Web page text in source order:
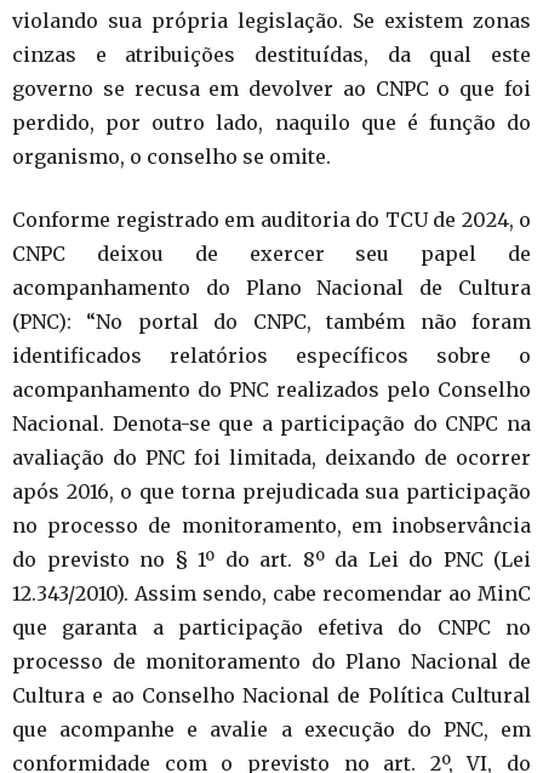
violando sua própria legislação. Se existem zonas
cinzas e atribuições destituídas, da qual este
governo se recusa em devolver ao CNPC o que foi
perdido, por outro lado, naquilo que é função do
organismo, o conselho se omite.
Conforme registrado em auditoria do TCU de 2024, o
CNPC deixou de exercer seu papel de
acompanhamento do Plano Nacional de Cultura
(PNC): “No portal do CNPC, também não foram
identificados relatórios específicos sobre o
acompanhamento do PNC realizados pelo Conselho
Nacional. Denota-se que a participação do CNPC na
avaliação do PNC foi limitada, deixando de ocorrer
após 2016, o que torna prejudicada sua participação
no processo de monitoramento, em inobservância
do previsto no § 1º do art. 8º da Lei do PNC (Lei
12.343/2010). Assim sendo, cabe recomendar ao MinC
que garanta a participação efetiva do CNPC no
processo de monitoramento do Plano Nacional de
Cultura e ao Conselho Nacional de Política Cultural
que acompanhe e avalie a execução do PNC, em
conformidade com o previsto no art. 2º, VI, do